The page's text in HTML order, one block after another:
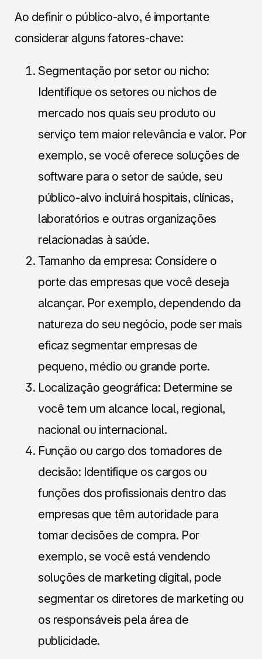
Ao definir o público-alvo, é importante
considerar alguns fatores-chave:
Segmentação por setor ou nicho:
Identifique os setores ou nichos de
mercado nos quais seu produto ou
serviço tem maior relevância e valor. Por
exemplo, se você oferece soluções de
software para o setor de saúde, seu
público-alvo incluirá hospitais, clínicas,
laboratórios e outras organizações
relacionadas à saúde.
Tamanho da empresa: Considere o
porte das empresas que você deseja
alcançar. Por exemplo, dependendo da
natureza do seu negócio, pode ser mais
eficaz segmentar empresas de
pequeno, médio ou grande porte.
Localização geográfica: Determine se
você tem um alcance local, regional,
nacional ou internacional.
Função ou cargo dos tomadores de
decisão: Identifique os cargos ou
funções dos profissionais dentro das
empresas que têm autoridade para
tomar decisões de compra. Por
exemplo, se você está vendendo
soluções de marketing digital, pode
segmentar os diretores de marketing ou
os responsáveis pela área de
publicidade.